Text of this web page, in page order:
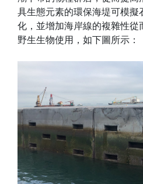
具生態元素的環保海堤可模
化，並增加海岸線的複雜性
野生生物使用，如下圖所示：